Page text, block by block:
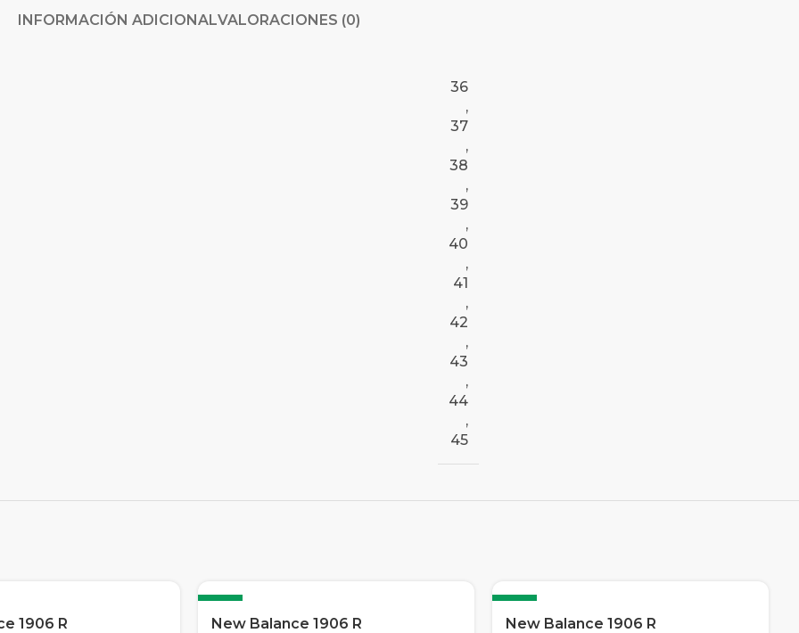
INFORMACIÓN ADICIONALVALORACIONES (0)
36
,
37
,
38
,
39
,
40
,
41
,
42
,
43
,
44
,
45
1906 R
-12%
New Balance 1906 R
-12%
New Balance 1906 R